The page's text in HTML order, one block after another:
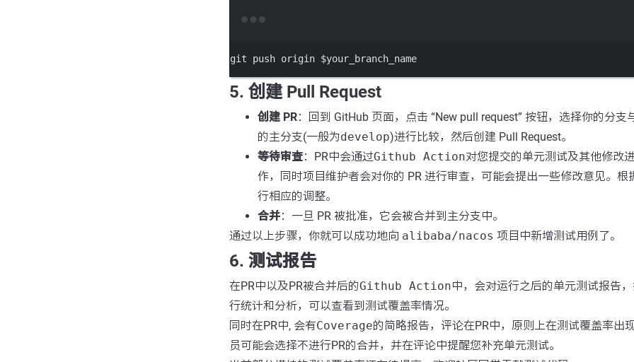
git push origin $your_branch_name
5. 创建 Pull Request
创建 PR：回到 GitHub 页面，点击 “New pull request” 按钮，选择你的分支
的主分支(一般为develop)进行比较，然后创建 Pull Request。
等待审查：PR中会通过Github Action对您提交的单元测试及其他修改
作，同时项目维护者会对你的 PR 进行审查，可能会提出一些修改意见。根
行相应的调整。
合并：一旦 PR 被批准，它会被合并到主分支中。
通过以上步骤，你就可以成功地向 alibaba/nacos 项目中新增测试用例了。
6. 测试报告
在PR中以及PR被合并后的Github Action中，会对运行之后的单元测试报告
行统计和分析，可以查看到测试覆盖率情况。
同时在PR中, 会有Coverage的简略报告，评论在PR中，原则上在测试覆盖率出
员可能会选择不进行PR的合并，并在评论中提醒您补充单元测试。